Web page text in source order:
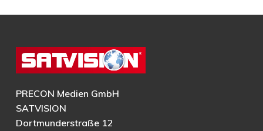
PRECON Medien GmbH
SATVISION
Dortmunderstraße 12